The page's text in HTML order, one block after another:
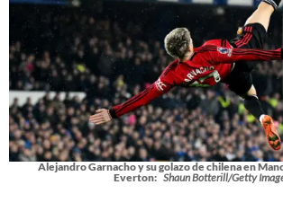
Alejandro Garnacho y su golazo de chilena en
Everton: Shaun Botterill/Getty